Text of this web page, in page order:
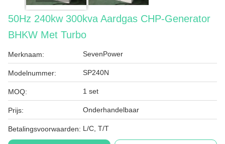
50Hz 240kw 300kva Aardgas CHP-Generator
BHKW Met Turbo
Merknaam: SevenPower
Modelnummer: SP240N
MOQ: 1 set
Prijs: Onderhandelbaar
Betalingsvoorwaarden: L/C, T/T